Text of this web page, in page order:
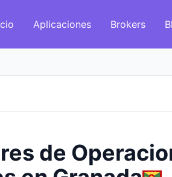
Aplicaciones Brokers
de